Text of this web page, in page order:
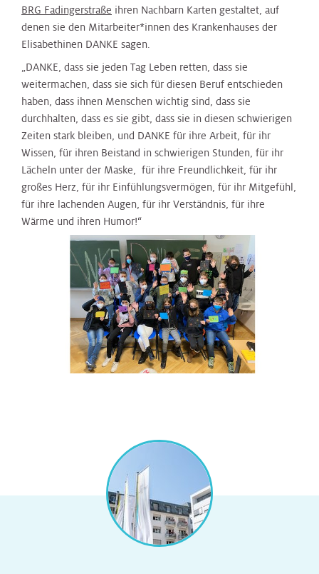
BRG Fadingerstraße ihren Nachbarn Karten gestaltet, auf
denen sie den Mitarbeiter*innen des Krankenhauses der
Elisabethinen DANKE sagen.
„DANKE, dass sie jeden Tag Leben retten, dass sie
weitermachen, dass sie sich für diesen Beruf entschieden
haben, dass ihnen Menschen wichtig sind, dass sie
durchhalten, dass es sie gibt, dass sie in diesen schwierigen
Zeiten stark bleiben, und DANKE für ihre Arbeit, für ihr
Wissen, für ihren Beistand in schwierigen Stunden, für ihr
Lächeln unter der Maske, für ihre Freundlichkeit, für ihr
großes Herz, für ihr Einfühlungsvermögen, für ihr Mitgefühl,
für ihre lachenden Augen, für ihr Verständnis, für ihre
Wärme und ihren Humor!“